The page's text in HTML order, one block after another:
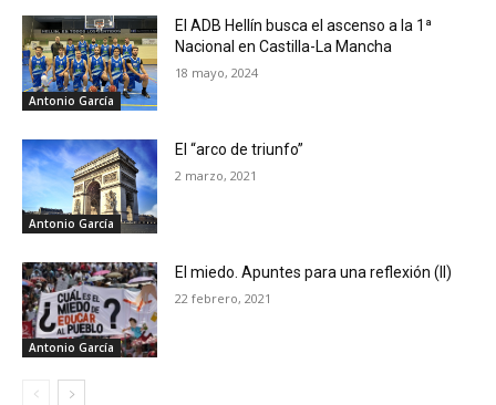
Antonio García
El ADB Hellín busca el ascenso a la 1ª
Nacional en Castilla-La Mancha
18 mayo, 2024
Antonio García
El “arco de triunfo”
2 marzo, 2021
Antonio García
El miedo. Apuntes para una reflexión (II)
22 febrero, 2021